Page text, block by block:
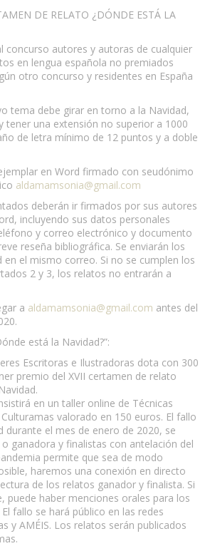
DE RELATO ¿DÓNDE ESTÁ LA
concurso autores y autoras de cualquier
en lengua española no premiados
otro concurso y residentes en España
tema debe girar en torno a la Navidad,
tener una extensión no superior a 1000
de letra mínimo de 12 puntos y a doble
en Word firmado con seudónimo
aldamamsonia@gmail.com
deberán ir firmados por sus autores
incluyendo sus datos personales
y correo electrónico y documento
reseña bibliográfica. Se enviarán los
en el mismo correo. Si no se cumplen los
2 y 3, los relatos no entrarán a
a aldamamsonia@gmail.com antes del
está la Navidad?”:
Escritoras e Ilustradoras dota con 300
premio del XVII certamen de relato
en un taller online de Técnicas
valorado en 150 euros. El fallo
durante el mes de enero de 2020, se
ganadora y finalistas con antelación del
permite que sea de modo
haremos una conexión en directo
de los relatos ganador y finalista. Si
puede haber menciones orales para los
fallo se hará público en las redes
y AMÉIS. Los relatos serán publicados